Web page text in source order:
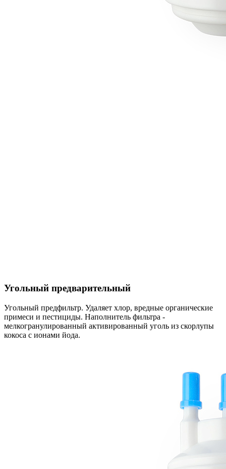
Угольный предварительный
Угольный предфильтр. Удаляет хлор, вредные органические
примеси и пестициды. Наполнитель фильтра -
мелкогранулированный активированный уголь из скорлупы
кокоса с ионами йода.